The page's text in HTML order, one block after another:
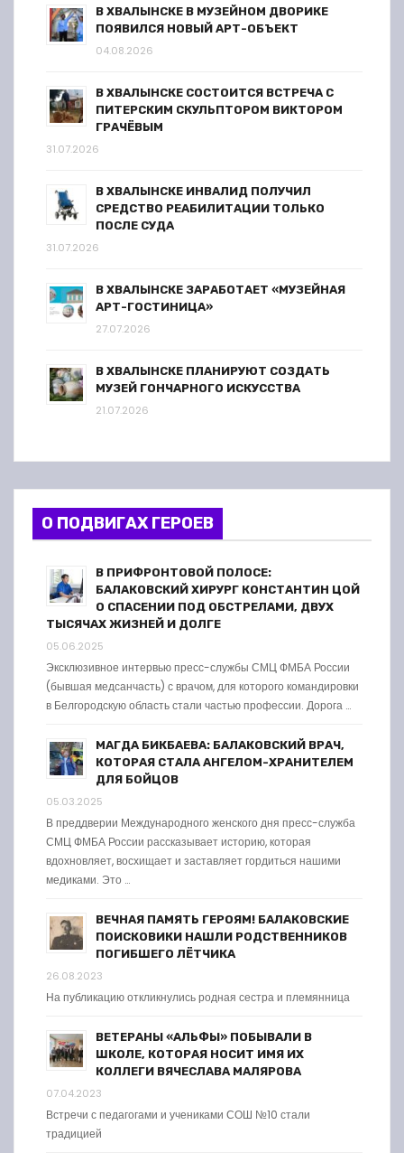
В ХВАЛЫНСКЕ В МУЗЕЙНОМ ДВОРИКЕ
ПОЯВИЛСЯ НОВЫЙ АРТ-ОБЪЕКТ
04.08.2026
В ХВАЛЫНСКЕ СОСТОИТСЯ ВСТРЕЧА С
ПИТЕРСКИМ СКУЛЬПТОРОМ ВИКТОРОМ
ГРАЧЁВЫМ
31.07.2026
В ХВАЛЫНСКЕ ИНВАЛИД ПОЛУЧИЛ
СРЕДСТВО РЕАБИЛИТАЦИИ ТОЛЬКО
ПОСЛЕ СУДА
31.07.2026
В ХВАЛЫНСКЕ ЗАРАБОТАЕТ «МУЗЕЙНАЯ
АРТ-ГОСТИНИЦА»
27.07.2026
В ХВАЛЫНСКЕ ПЛАНИРУЮТ СОЗДАТЬ
МУЗЕЙ ГОНЧАРНОГО ИСКУССТВА
21.07.2026
О ПОДВИГАХ ГЕРОЕВ
В ПРИФРОНТОВОЙ ПОЛОСЕ:
БАЛАКОВСКИЙ ХИРУРГ КОНСТАНТИН ЦОЙ
О СПАСЕНИИ ПОД ОБСТРЕЛАМИ, ДВУХ
ТЫСЯЧАХ ЖИЗНЕЙ И ДОЛГЕ
05.06.2025
Эксклюзивное интервью пресс-службы СМЦ ФМБА России
(бывшая медсанчасть) с врачом, для которого командировки
в Белгородскую область стали частью профессии. Дорога …
МАГДА БИКБАЕВА: БАЛАКОВСКИЙ ВРАЧ,
КОТОРАЯ СТАЛА АНГЕЛОМ-ХРАНИТЕЛЕМ
ДЛЯ БОЙЦОВ
05.03.2025
В преддверии Международного женского дня пресс-служба
СМЦ ФМБА России рассказывает историю, которая
вдохновляет, восхищает и заставляет гордиться нашими
медиками. Это …
ВЕЧНАЯ ПАМЯТЬ ГЕРОЯМ! БАЛАКОВСКИЕ
ПОИСКОВИКИ НАШЛИ РОДСТВЕННИКОВ
ПОГИБШЕГО ЛЁТЧИКА
26.08.2023
На публикацию откликнулись родная сестра и племянница
ВЕТЕРАНЫ «АЛЬФЫ» ПОБЫВАЛИ В
ШКОЛЕ, КОТОРАЯ НОСИТ ИМЯ ИХ
КОЛЛЕГИ ВЯЧЕСЛАВА МАЛЯРОВА
07.04.2023
Встречи с педагогами и учениками СОШ №10 стали
традицией